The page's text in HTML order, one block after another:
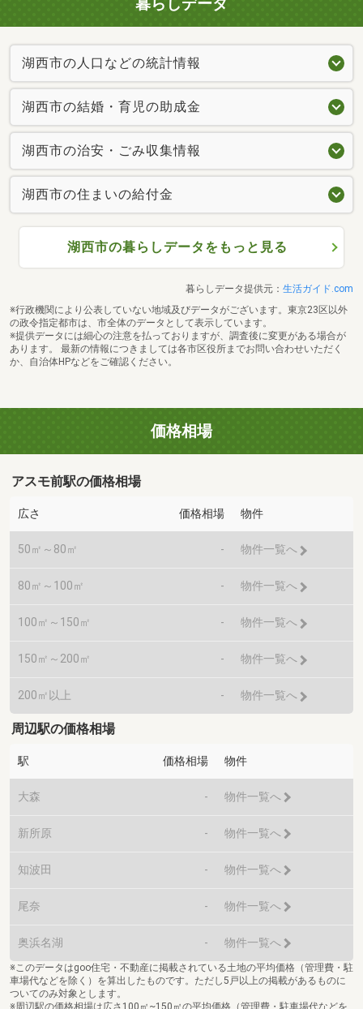
湖西市の人口などの統計情報
湖西市の結婚・育児の助成金
湖西市の治安・ごみ収集情報
湖西市の住まいの給付金
湖西市の暮らしデータをもっと見る
暮らしデータ提供元： 生活ガイド.com
※行政機関により公表していない地域及びデータがございます。東京23区以外
の政令指定都市は、市全体のデータとして表示しています。
※提供データには細心の注意を払っておりますが、調査後に変更がある場合が
あります。 最新の情報につきましては各市区役所までお問い合わせいただく
か、自治体HPなどをご確認ください。
価格相場
アスモ前駅の価格相場
広さ 価格相場 物件
50㎡～80㎡ - 物件一覧へ
80㎡～100㎡ - 物件一覧へ
100㎡～150㎡ - 物件一覧へ
150㎡～200㎡ - 物件一覧へ
200㎡以上 - 物件一覧へ
周辺駅の価格相場
駅 価格相場 物件
大森 - 物件一覧へ
新所原 - 物件一覧へ
知波田 - 物件一覧へ
尾奈 - 物件一覧へ
奥浜名湖 - 物件一覧へ
※このデータはgoo住宅・不動産に掲載されている土地の平均価格（管理費・駐
車場代などを除く）を算出したものです。ただし5戸以上の掲載があるものに
ついてのみ対象とします。
※周辺駅の価格相場は広さ100㎡~150㎡の平均価格（管理費・駐車場代などを